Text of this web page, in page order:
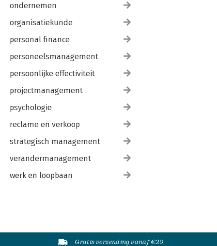
ondernemen
organisatiekunde
personal finance
personeelsmanagement
persoonlijke effectiviteit
projectmanagement
psychologie
reclame en verkoop
strategisch management
verandermanagement
werk en loopbaan
Gratis verzending vanaf €20